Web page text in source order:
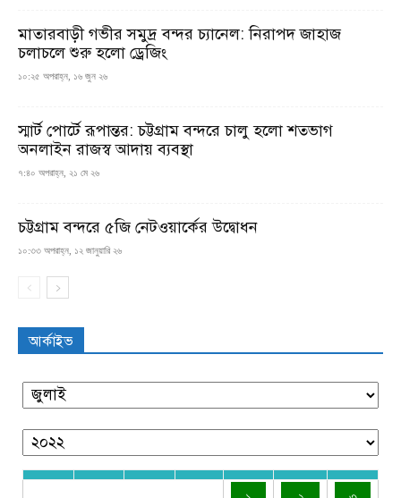
মাতারবাড়ী গভীর সমুদ্র বন্দর চ্যানেল: নিরাপদ জাহাজ
চলাচলে শুরু হলো ড্রেজিং
১০:২৫ অপরাহ্ন, ১৬ জুন ২৬
স্মার্ট পোর্টে রূপান্তর: চট্টগ্রাম বন্দরে চালু হলো শতভাগ
অনলাইন রাজস্ব আদায় ব্যবস্থা
৭:৪০ অপরাহ্ন, ২১ মে ২৬
চট্টগ্রাম বন্দরে ৫জি নেটওয়ার্কের উদ্বোধন
১০:৩৩ অপরাহ্ন, ১২ জানুয়ারি ২৬
আর্কাইভ